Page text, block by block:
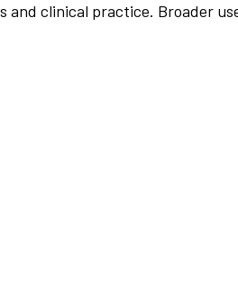
clinical practice. Broader